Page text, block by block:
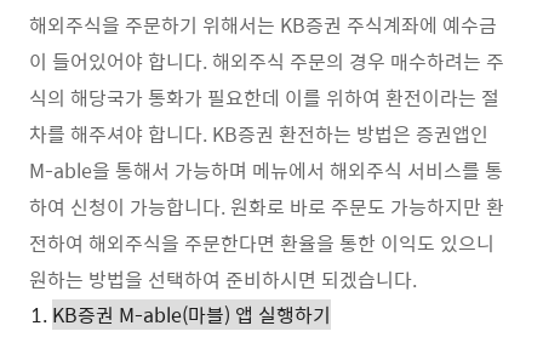
해외주식을 주문하기 위해서는 KB증권 주식계좌에 예수금
이 들어있어야 합니다. 해외주식 주문의 경우 매수하려는 주
식의 해당국가 통화가 필요한데 이를 위하여 환전이라는 절
차를 해주셔야 합니다. KB증권 환전하는 방법은 증권앱인
M-able을 통해서 가능하며 메뉴에서 해외주식 서비스를 통
하여 신청이 가능합니다. 원화로 바로 주문도 가능하지만 환
전하여 해외주식을 주문한다면 환율을 통한 이익도 있으니
원하는 방법을 선택하여 준비하시면 되겠습니다.
KB증권 M-able(마블) 앱 실행하기